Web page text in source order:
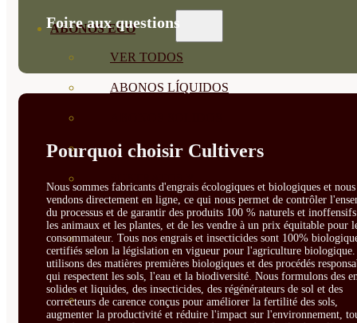
ABONOS ECO
VER TODOS
ABONOS LÍQUIDOS
BIOESTIMULANTES
DECORATIVAS
CORRECTORES DE
CARENCIAS
ENRAIZANTES
Foire aux questions
Pourquoi choisir Cultivers
Nous sommes fabricants d'engrais écologiques et biologiques et nous
vendons directement en ligne, ce qui nous permet de contrôler
du processus et de garantir des produits 100 % naturels et
les animaux et les plantes, et de les vendre à un prix équitable pour
consommateur. Tous nos engrais et insecticides sont 100%
certifiés selon la législation en vigueur pour l'agriculture biologique.
utilisons des matières premières biologiques et des procédés
qui respectent les sols, l'eau et la biodiversité. Nous formulons des
solides et liquides, des insecticides, des régénérateurs de sol et des
correcteurs de carence conçus pour améliorer la fertilité des sols,
augmenter la productivité et réduire l'impact sur l'environnement,